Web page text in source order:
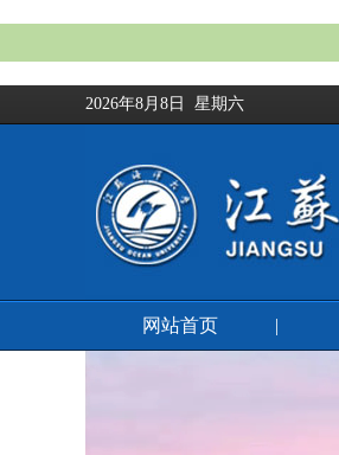
2026年8月8日 星期六
网站首页 |